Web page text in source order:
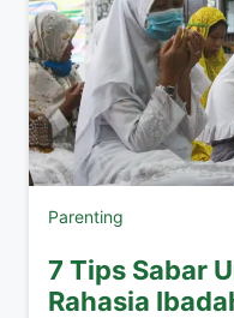
Parenting
7 Tips Sabar
Rahasia